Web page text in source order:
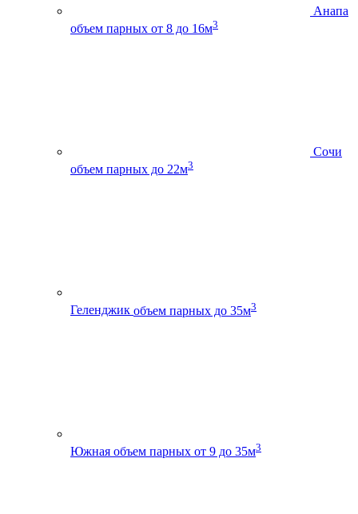
Анапа
объем парных от 8 до 16м3
Сочи
объем парных до 22м3
Геленджик объем парных до 35м3
Южная объем парных от 9 до 35м3